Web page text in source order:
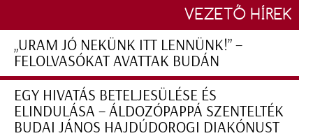
VEZETŐ HÍREK
„URAM JÓ NEKÜNK ITT LENNÜNK!” –
FELOLVASÓKAT AVATTAK BUDÁN
EGY HIVATÁS BETELJESÜLÉSE ÉS
ELINDULÁSA – ÁLDOZÓPAPPÁ SZENTELTÉK
BUDAI JÁNOS HAJDÚDOROGI DIAKÓNUST